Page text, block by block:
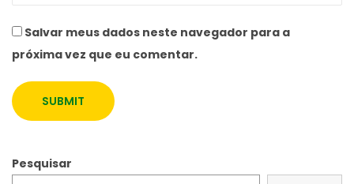
h
e
O
O
D
Salvar meus dados neste navegador para a
próxima vez que eu comentar.
Pesquisar